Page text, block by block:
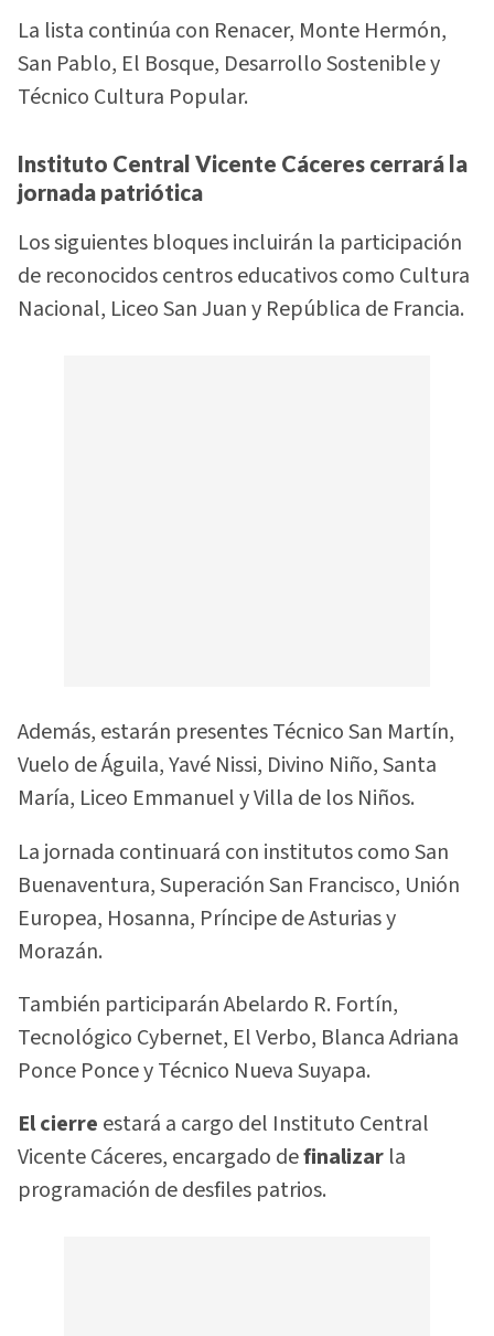
La lista continúa con Renacer, Monte Hermón,
San Pablo, El Bosque, Desarrollo Sostenible y
Técnico Cultura Popular.
Instituto Central Vicente Cáceres cerrará la
jornada patriótica
Los siguientes bloques incluirán la participación
de reconocidos centros educativos como Cultura
Nacional, Liceo San Juan y República de Francia.
Además, estarán presentes Técnico San Martín,
Vuelo de Águila, Yavé Nissi, Divino Niño, Santa
María, Liceo Emmanuel y Villa de los Niños.
La jornada continuará con institutos como San
Buenaventura, Superación San Francisco, Unión
Europea, Hosanna, Príncipe de Asturias y
Morazán.
También participarán Abelardo R. Fortín,
Tecnológico Cybernet, El Verbo, Blanca Adriana
Ponce Ponce y Técnico Nueva Suyapa.
El cierre estará a cargo del Instituto Central
Vicente Cáceres, encargado definalizar la
programación de desfiles patrios.